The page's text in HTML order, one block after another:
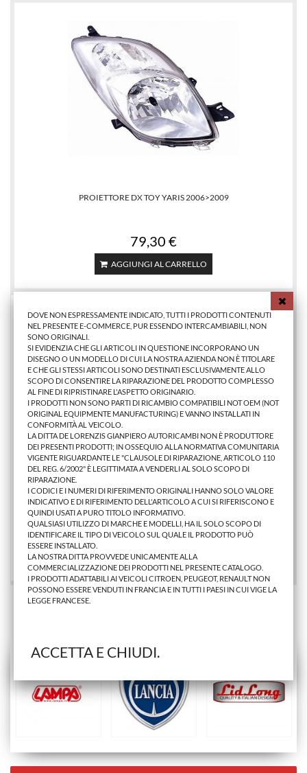
PROIETTORE DX TOY YARIS 2006>2009
79,30 €
AGGIUNGI AL CARRELLO
PROIETTORE SX TOY YARIS 2006>2009
79,30 €
AGGIUNGI AL CARRELLO
Stai Visualizzando 1 - 2 di 2 prodotti
DOVE NON ESPRESSAMENTE INDICATO, TUTTI I PRODOTTI CONTENUTI
NEL PRESENTE E-COMMERCE, PUR ESSENDO INTERCAMBIABILI, NON
SONO ORIGINALI.
SI EVIDENZIA CHE GLI ARTICOLI IN QUESTIONE INCORPORANO UN
DISEGNO O UN MODELLO DI CUI LA NOSTRA AZIENDA NON È TITOLARE
E CHE GLI STESSI ARTICOLI SONO DESTINATI ESCLUSIVAMENTE ALLO
SCOPO DI CONSENTIRE LA RIPARAZIONE DEL PRODOTTO COMPLESSO
AL FINE DI RIPRISTINARE L'ASPETTO ORIGINARIO.
I PRODOTTI NON SONO PARTI DI RICAMBIO COMPATIBILI NOT OEM (NOT
ORIGINAL EQUIPMENTE MANUFACTURING) E VANNO INSTALLATI IN
CONFORMITÀ AL VEICOLO.
LA DITTA DE LORENZIS GIANPIERO AUTORICAMBI NON È PRODUTTORE
DEI PRESENTI PRODOTTI; IN OSSEQUIO ALLA NORMATIVA COMUNITARIA
VIGENTE RIGUARDANTE LE "CLAUSOLE DI RIPARAZIONE, ARTICOLO 110
DEL REG. 6/2002" È LEGITTIMATA A VENDERLI AL SOLO SCOPO DI
RIPARAZIONE.
I CODICI E I NUMERI DI RIFERIMENTO ORIGINALI HANNO SOLO VALORE
INDICATIVO E DI RIFERIMENTO DELL'ARTICOLO A CUI SI RIFERISCONO E
QUINDI USATI A PURO TITOLO INFORMATIVO.
QUALSIASI UTILIZZO DI MARCHE E MODELLI, HA IL SOLO SCOPO DI
IDENTIFICARE IL TIPO DI VEICOLO SUL QUALE IL PRODOTTO PUÒ
ESSERE INSTALLATO.
LA NOSTRA DITTA PROVVEDE UNICAMENTE ALLA
COMMERCIALIZZAZIONE DEI PRODOTTI NEL PRESENTE CATALOGO.
I PRODOTTI ADATTABILI AI VEICOLI CITROEN, PEUGEOT, RENAULT NON
POSSONO ESSERE VENDUTI IN FRANCIA E IN TUTTI I PAESI IN CUI VIGE LA
LEGGE FRANCESE.
ACCETTA E CHIUDI.